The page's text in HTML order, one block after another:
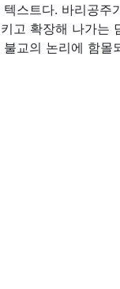
스트다. 바리공
고 확장해 나가
교의 논리에 함